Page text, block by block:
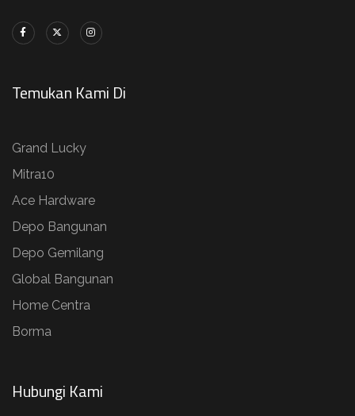
Temukan Kami Di
Grand Lucky
Mitra10
Ace Hardware
Depo Bangunan
Depo Gemilang
Global Bangunan
Home Centra
Borma
Hubungi Kami​